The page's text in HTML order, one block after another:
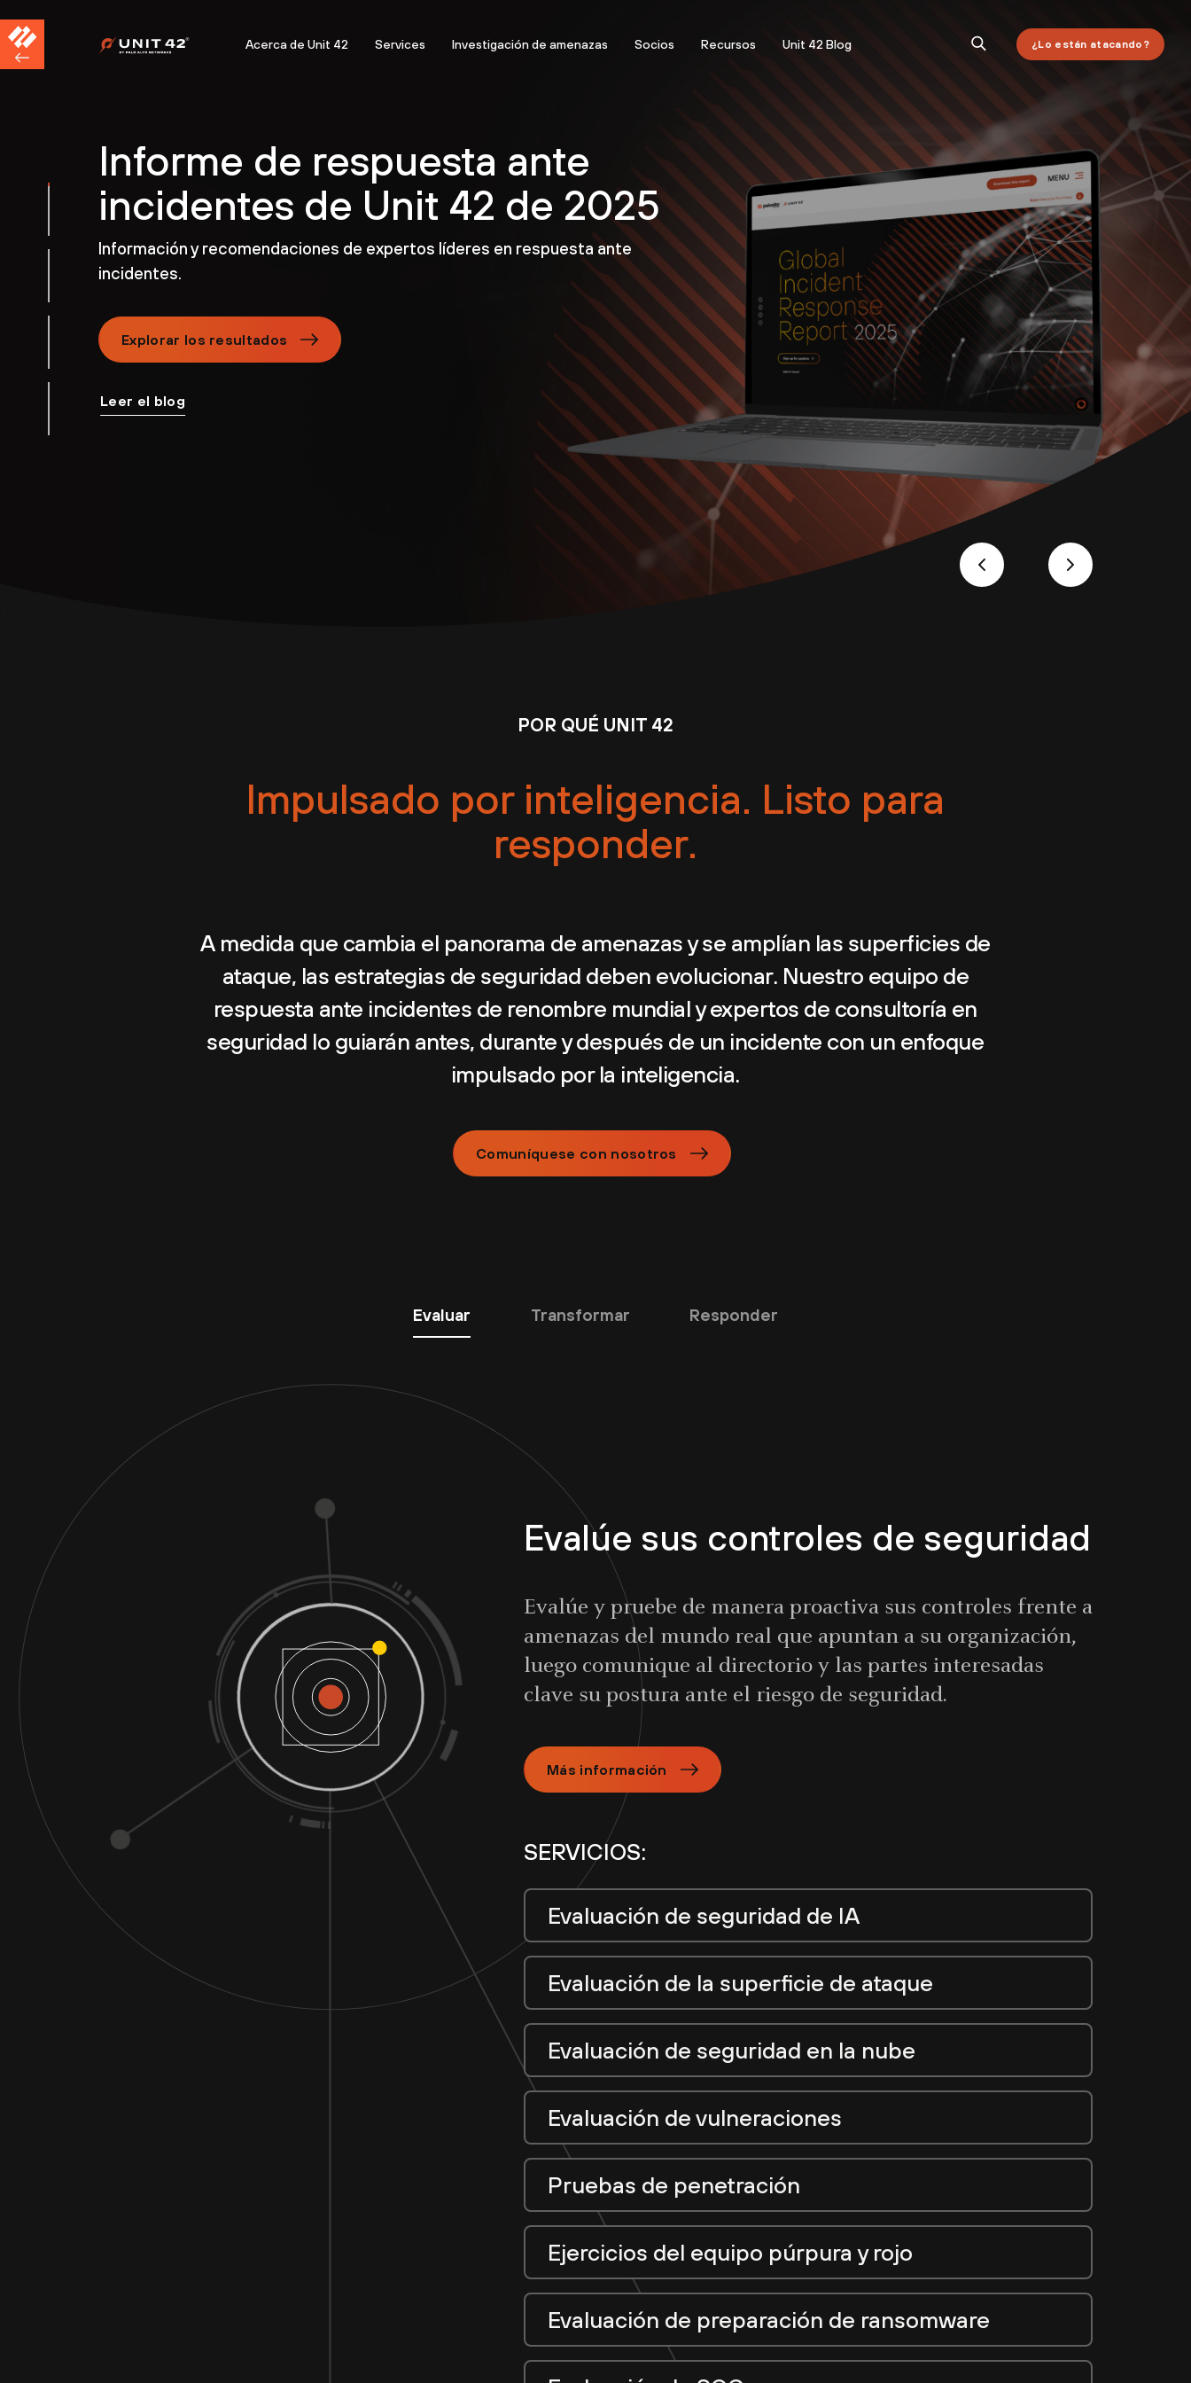
Acerca de Unit 42 Services Investigación de amenazas Socios Recursos Unit 42 Blog ¿Lo están atacando?
Informe de respuesta ante
incidentes de Unit 42 de 2025
Información y recomendaciones de expertos líderes en respuesta ante
incidentes.
Explorar los resultados
Leer el blog
POR QUÉ UNIT 42
Impulsado por inteligencia. Listo para
responder.
A medida que cambia el panorama de amenazas y se amplían las superficies de
ataque, las estrategias de seguridad deben evolucionar. Nuestro equipo de
respuesta ante incidentes de renombre mundial y expertos de consultoría en
seguridad lo guiarán antes, durante y después de un incidente con un enfoque
impulsado por la inteligencia.
Comuníquese con nosotros
Evaluar Transformar Responder
Evalúe sus controles de seguridad
Evalúe y pruebe de manera proactiva sus controles frente a
amenazas del mundo real que apuntan a su organización,
luego comunique al directorio y las partes interesadas
clave su postura ante el riesgo de seguridad.
Más información
SERVICIOS:
Evaluación de seguridad de IA
Evaluación de la superficie de ataque
Evaluación de seguridad en la nube
Evaluación de vulneraciones
Pruebas de penetración
Ejercicios del equipo púrpura y rojo
Evaluación de preparación de ransomware